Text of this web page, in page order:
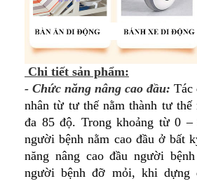
Chi tiết sản phẩm:
- Chức năng nâng cao đầu: Tác
nhân từ tư thế nằm thành tư
đa 85 độ. Trong khoảng từ 0
người bệnh nằm cao đầu ở bất
năng nâng cao đầu người
người bệnh đỡ mỏi, khi dựng